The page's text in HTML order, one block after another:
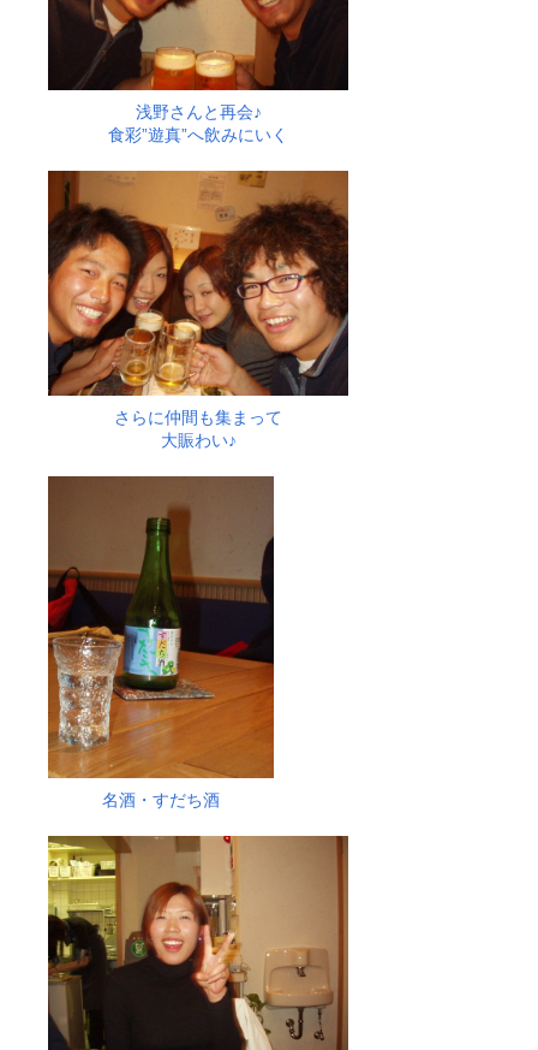
浅野さんと再会♪
食彩”遊真”へ飲みにいく
さらに仲間も集まって
大賑わい♪
名酒・すだち酒